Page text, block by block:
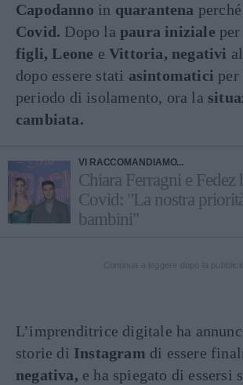
Capodanno in quarantena
Covid. Dopo lapaura iniziale
figli, Leone eVittoria, negativi
dopo essere stati asintomatici
periodo di isolamento, ora la
cambiata.
VI RACCOMANDIAMO...
Chiara Ferragni e Fedez
Covid: "La nostra
bambini"
L’imprenditrice digitale ha
storie di Instagram di essere
negativa, e ha spiegato di essersi